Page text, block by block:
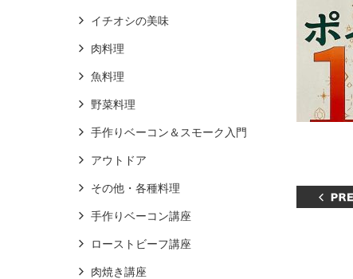
イチオシの美味
肉料理
魚料理
野菜料理
手作りベーコン＆スモーク入門
アウトドア
その他・各種料理
手作りベーコン講座
ローストビーフ講座
肉焼き講座